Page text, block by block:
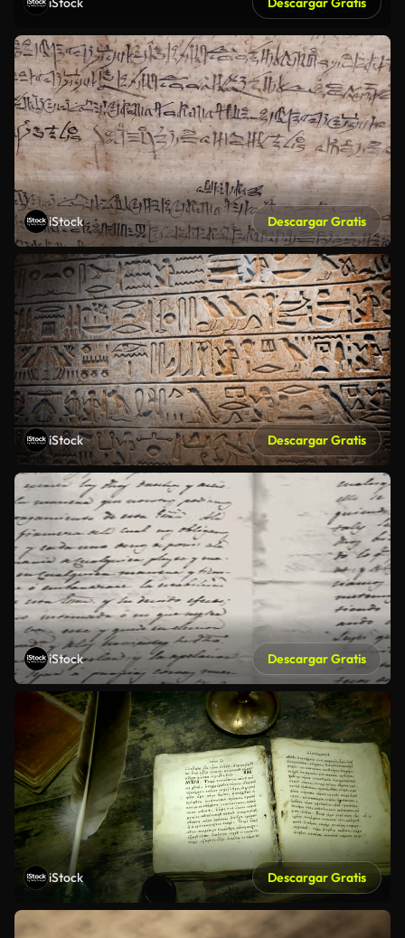
iStock Descargar Gratis
iStock Descargar Gratis
iStock Descargar Gratis
iStock Descargar Gratis